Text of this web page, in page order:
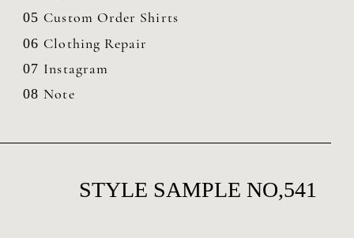
05 Custom Order Shirts
06 Clothing Repair
07 Instagram
08 Note
STYLE SAMPLE NO,541